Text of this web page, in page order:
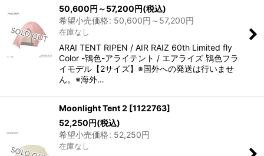
50,600円 ～57,200円(税込)
希望小売価格: 50,600円 ～57,200円
在庫なし
ARAI TENT RIPEN / AIR RAIZ 60th Limited fly
Color -鴇色-アライテント / エアライズ 鴇色フラ
イモデル【2サイズ】※国外への発送は行いませ
ん。※海外…
Moonlight Tent 2 [1122763]
52,250円(税込)
希望小売価格: 52,250円
在庫なし